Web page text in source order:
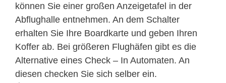
können Sie einer großen Anzeigetafel in der
Abflughalle entnehmen. An dem Schalter
erhalten Sie Ihre Boardkarte und geben Ihren
Koffer ab. Bei größeren Flughäfen gibt es die
Alternative eines Check – In Automaten. An
diesen checken Sie sich selber ein.